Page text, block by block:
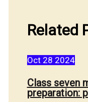
Related
Oct 28 2024
Class seven
preparation: